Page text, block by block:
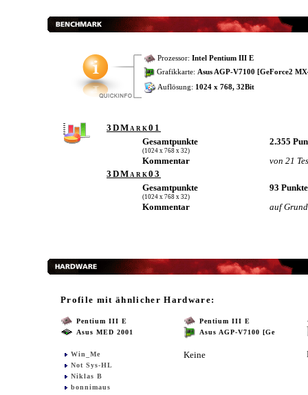
Prozessor: Intel Pentium III E
Grafikkarte: Asus AGP-V7100 [GeForce2
Auflösung: 1024 x 768, 32Bit
3DMark01
Gesamtpunkte
(1024 x 768 x 32)
2.355
Kommentar
von 21
3DMark03
Gesamtpunkte
(1024 x 768 x 32)
93
Kommentar
auf
Profile mit ähnlicher Hardware:
Pentium III E
Asus MED 2001
Win_Me
Not Sys-HL
Niklas B
bonnimaus
Pentium III E
Asus AGP-V7100 [Ge
Keine